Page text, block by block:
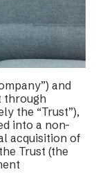
and
through
the “Trust”),
into a non-
acquisition of
Trust (the